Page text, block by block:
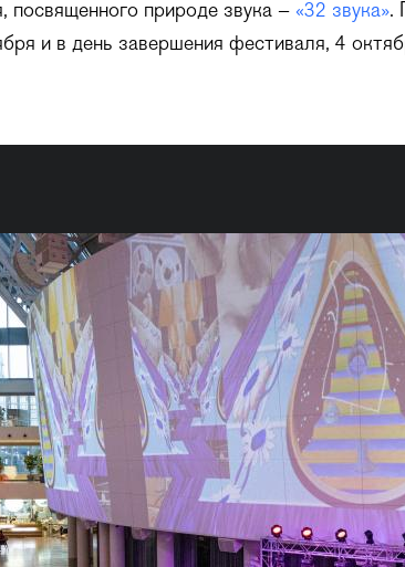
посвященного природе звука – «32 звука».
и в день завершения фестиваля, 4